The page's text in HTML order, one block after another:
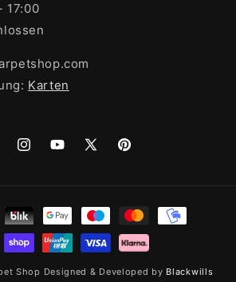
17:00
Karten
InstagramYouTube
X
Pinterest
Shop Designed & Developed by Blackwills